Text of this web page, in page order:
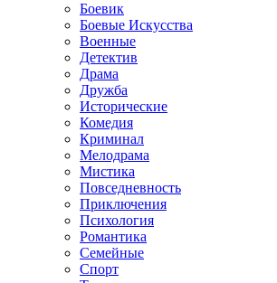
Боевик
Боевые Искусства
Военные
Детектив
Драма
Дружба
Исторические
Комедия
Криминал
Мелодрама
Мистика
Повседневность
Приключения
Психология
Романтика
Семейные
Спорт